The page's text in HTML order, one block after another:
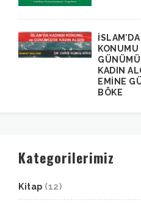
KADIN
EMİNE
BÖKE
Kategorilerimiz
Kitap (12)